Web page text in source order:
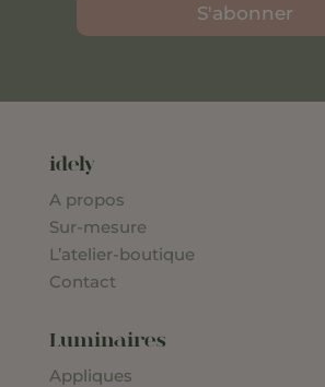
S'abonner
idely
A propos
Sur-mesure
L’atelier-boutique
Contact
Luminaires
Appliques